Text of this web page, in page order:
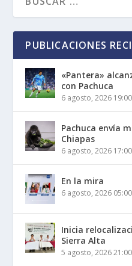
PUBLICACIONES
«Pantera»
con Pachuca
6 agosto, 2026 19:00
Pachuca envía
Chiapas
6 agosto, 2026 17:00
En la mira
6 agosto, 2026 05:00
Inicia
Sierra Alta
5 agosto, 2026 21:00